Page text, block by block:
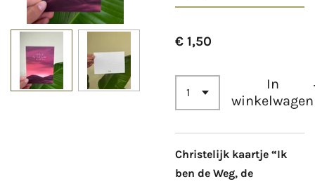
€ 1,50
In
winkelwagen
Christelijk kaartje “Ik
ben de Weg, de